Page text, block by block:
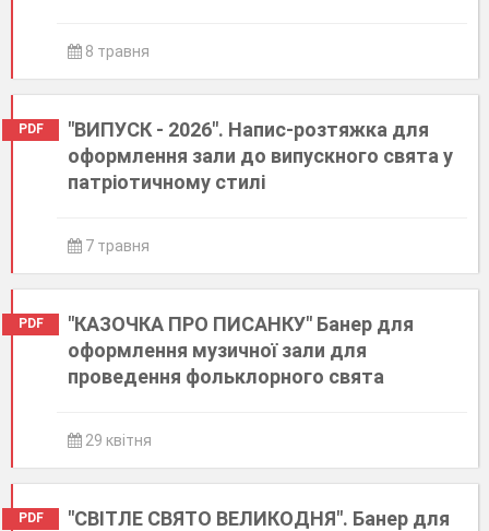
8 травня
PDF
"ВИПУСК - 2026". Напис-розтяжка для
оформлення зали до випускного свята у
патріотичному стилі
7 травня
PDF
"КАЗОЧКА ПРО ПИСАНКУ" Банер для
оформлення музичної зали для
проведення фольклорного свята
29 квітня
PDF "СВІТЛЕ СВЯТО ВЕЛИКОДНЯ". Банер для